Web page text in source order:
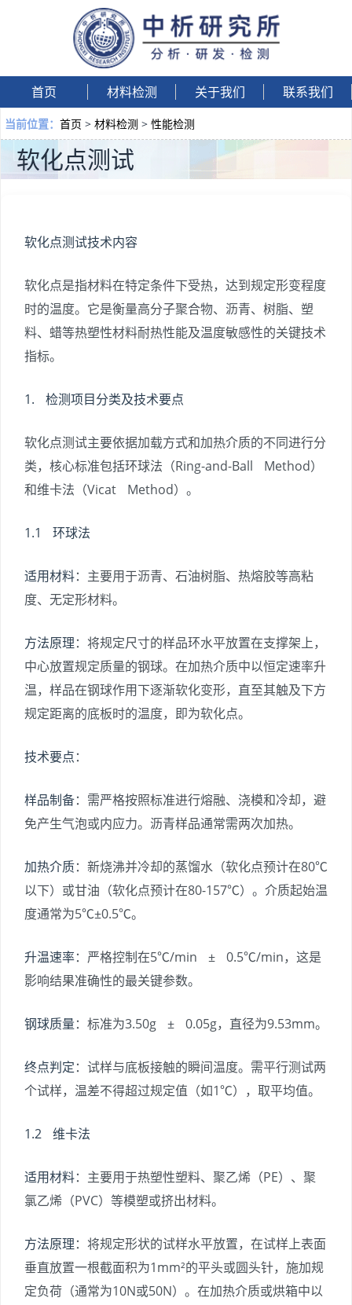
首页 材料检测 关于我们 联系我们
当前位置： 首页 > 材料检测 > 性能检测
软化点测试
软化点测试技术内容
软化点是指材料在特定条件下受热，达到规定形变程度
时的温度。它是衡量高分子聚合物、沥青、树脂、塑
料、蜡等热塑性材料耐热性能及温度敏感性的关键技术
指标。
1. 检测项目分类及技术要点
软化点测试主要依据加载方式和加热介质的不同进行分
类，核心标准包括环球法（Ring-and-Ball Method）
和维卡法（Vicat Method）。
1.1 环球法
适用材料：主要用于沥青、石油树脂、热熔胶等高粘
度、无定形材料。
方法原理：将规定尺寸的样品环水平放置在支撑架上，
中心放置规定质量的钢球。在加热介质中以恒定速率升
温，样品在钢球作用下逐渐软化变形，直至其触及下方
规定距离的底板时的温度，即为软化点。
技术要点：
样品制备：需严格按照标准进行熔融、浇模和冷却，避
免产生气泡或内应力。沥青样品通常需两次加热。
加热介质：新烧沸并冷却的蒸馏水（软化点预计在80℃
以下）或甘油（软化点预计在80-157℃）。介质起始温
度通常为5℃±0.5℃。
升温速率：严格控制在5℃/min ± 0.5℃/min，这是
影响结果准确性的最关键参数。
钢球质量：标准为3.50g ± 0.05g，直径为9.53mm。
终点判定：试样与底板接触的瞬间温度。需平行测试两
个试样，温差不得超过规定值（如1℃），取平均值。
1.2 维卡法
适用材料：主要用于热塑性塑料、聚乙烯（PE）、聚
氯乙烯（PVC）等模塑或挤出材料。
方法原理：将规定形状的试样水平放置，在试样上表面
垂直放置一根截面积为1mm²的平头或圆头针，施加规
定负荷（通常为10N或50N）。在加热介质或烘箱中以